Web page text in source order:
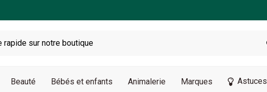
Beauté Bébés et enfants Animalerie Marques Astuces